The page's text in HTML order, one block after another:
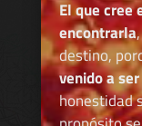
El que cree
encontrarla
destino,
venido a
honestidad